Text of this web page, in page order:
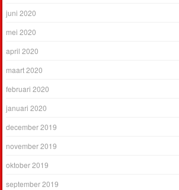
juni 2020
mei 2020
april 2020
maart 2020
februari 2020
januari 2020
december 2019
november 2019
oktober 2019
september 2019